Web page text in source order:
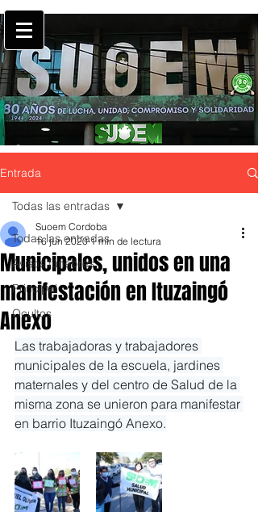
Entrada
Todas las entradas
Avisos fúnebres
Principal
Ocultos
Todas las entradas
Municipales, unidos en una
manifestación en Ituzaingó
Anexo
Suoem Cordoba
16 jun 2020 1 min de lectura
Las trabajadoras y trabajadores
municipales de la escuela, jardines
maternales y del centro de Salud de la
misma zona se unieron para manifestar
en barrio Ituzaingó Anexo.